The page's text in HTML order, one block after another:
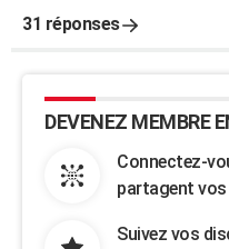
31 réponses
DEVENEZ MEMBRE
Connectez-
partagent
Suivez vos